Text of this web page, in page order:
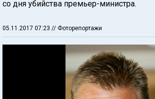
со дня убийства премьер-министра.
05.11.2017 07:23 // Фоторепортажи